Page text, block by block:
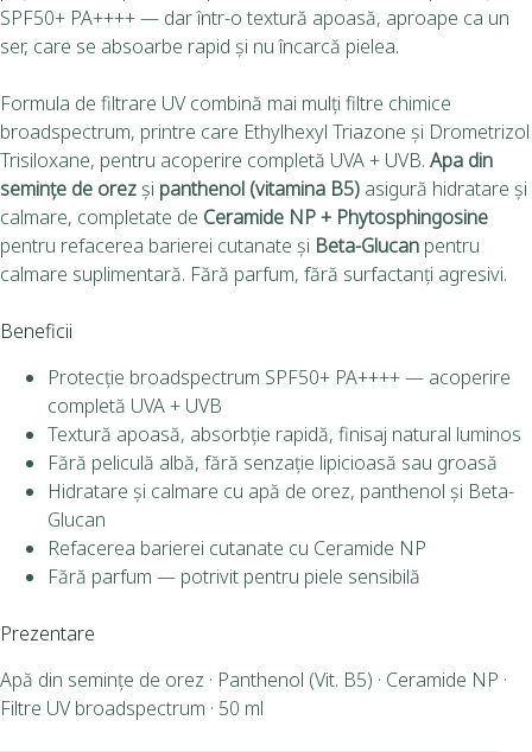
SPF50+ PA++++ — dar într-o textură apoasă, aproape ca un
ser, care se absoarbe rapid și nu încarcă pielea.
Formula de filtrare UV combină mai mulți filtre chimice
broadspectrum, printre care Ethylhexyl Triazone și Drometrizol
Trisiloxane, pentru acoperire completă UVA + UVB. Apa din
semințe de orezși panthenol (vitamina B5) asigură hidratare și
calmare, completate de Ceramide NP + Phytosphingosine
pentru refacerea barierei cutanate și Beta-Glucan pentru
calmare suplimentară. Fără parfum, fără surfactanți agresivi.
Beneficii
Protecție broadspectrum SPF50+ PA++++ — acoperire
completă UVA + UVB
Textură apoasă, absorbție rapidă, finisaj natural luminos
Fără peliculă albă, fără senzație lipicioasă sau groasă
Hidratare și calmare cu apă de orez, panthenol și Beta-
Glucan
Refacerea barierei cutanate cu Ceramide NP
Fără parfum — potrivit pentru piele sensibilă
Prezentare
Apă din semințe de orez · Panthenol (Vit. B5) · Ceramide NP ·
Filtre UV broadspectrum · 50 ml